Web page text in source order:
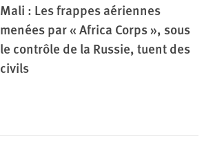
Mali : Les frappes aériennes
menées par « Africa Corps », sous
le contrôle de la Russie, tuent des
civils